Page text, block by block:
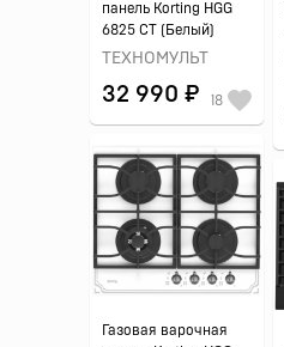
панель Korting HGG
6825 CT (Белый)
ТЕХНОМУЛЬТ
32 990 ₽ 18
Газовая варочная